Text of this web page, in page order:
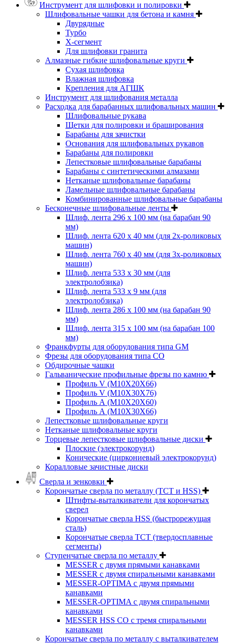
Инструмент для шлифовки и полировки
Шлифовальные чашки для бетона и камня
Двурядные
Турбо
Х-сегмент
Для шлифовки гранита
Алмазные гибкие шлифовальные круги
Cухая шлифовка
Влажная шлифовка
Крепления для АГШК
Инструмент для шлифования металла
Расходка для барабанных шлифовальных машин
Шлифовальные рукава
Щетки для полировки и браширования
Барабаны для зачистки
Основания для шлифовальных рукавов
Барабаны для полировки
Лепестковые шлифовальные барабаны
Барабаны с синтетическими алмазами
Нетканые шлифовальные барабаны
Ламельные шлифовальные барабаны
Комбинированные шлифовальные барабаны
Бесконечные шлифовальные ленты
Шлиф. лента 296 х 100 мм (на барабан 90
мм)
Шлиф. лента 620 х 40 мм (для 2х-роликовых
машин)
Шлиф. лента 760 х 40 мм (для 3х-роликовых
машин)
Шлиф. лента 533 х 30 мм (для
электролобзика)
Шлиф. лента 533 х 9 мм (для
электролобзика)
Шлиф. лента 286 х 100 мм (на барабан 90
мм)
Шлиф. лента 315 х 100 мм (на барабан 100
мм)
Франкфурты для оборудования типа GM
Фрезы для оборудования типа СО
Обдирочные чашки
Гальванические профильные фрезы по камню
Профиль V (M10X20X66)
Профиль V (M10X30X76)
Профиль А (М10Х20Х60)
Профиль А (М10Х30Х66)
Лепестковые шлифовальные круги
Нетканые шлифовальные круги
Торцевые лепестковые шлифовальные диски
Плоские (электрокорунд)
Конические (циркониевый электрокорунд)
Коралловые зачистные диски
Сверла и зенковки
Корончатые сверла по металлу (TCT и HSS)
Штифты-выталкиватели для корончатых
сверел
Корончатые сверла HSS (быстрорежущая
сталь)
Корончатые сверла TCT (твердосплавные
сегменты)
Ступенчатые сверла по металлу
MESSER с двумя прямыми канавками
MESSER с двумя спиральными канавками
MESSER-OPTIMA с двумя прямыми
канавками
MESSER-OPTIMA с двумя спиральными
канавками
MESSER HSS CО с тремя спиральными
канавками
Корончатые сверла по металлу c выталкивателем